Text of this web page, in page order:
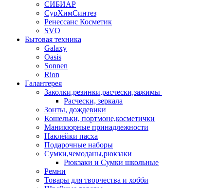
СИБИАР
СурХимСинтез
Ренессанс Косметик
SVO
Бытовая техника
Galaxy
Oasis
Sonnen
Rion
Галантерея
Заколки,резинки,расчески,зажимы
Расчески, зеркала
Зонты, дождевики
Кошельки, портмоне,косметички
Маникюрные принадлежности
Наклейки пасха
Подарочные наборы
Сумки,чемоданы,рюкзаки
Рюкзаки и Сумки школьные
Ремни
Товары для творчества и хобби